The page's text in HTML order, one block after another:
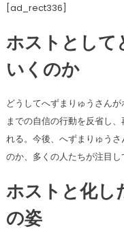
[ad_rect336]
ホストとして
いくのか
どうしてへずまりゅうさん
までの自信の行動を反省し
れる。今後、へずまりゅう
のか、多くの人たちが注目し
ホストと化し
の姿